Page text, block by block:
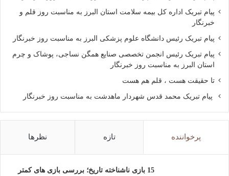
کرد که می تواند تا 5 برابر بزرگنمایی اپتیکال را به همراه بیاورد، و
ز طرفی، شایعات از قابلیت بزرگنمایی 3 برابری در ماژول دوربین
اپل خریداری شد هم می تواند با بهره گیری از سه یا چهار سنسور
بنابراین زوم اپتیکال 2 برابری در موبایل های کنونی، تازه اول راه
پیام تبریک اداره کل بیمه سلامت استان البرز به مناسبت روز قلم و
خبرنگار
پیام تبریک رئیس دانشگاه علوم پزشکی البرز به مناسبت روز خبرنگار
پیام تبریک رئیس انجمن تخصصی صنایع همگن نساجی، پوشاک و چرم
استان البرز به مناسبت روز خبرنگار
تا حقیقت هست ، قلم هم هست
پیام تبریک محمد قدس شهردار ماهدشت به مناسبت روز خبرنگار
پرخواننده تازه نظرها
15 بازی ناشناخته تاریخ؛ بررسی بازی های کمتر